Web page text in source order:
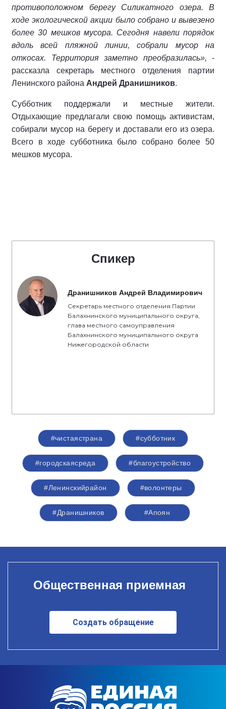
противоположном берегу Силикатного озера. В
ходе экологической акции было собрано и вывезено
более 30 мешков мусора. Сегодня навели порядок
вдоль всей пляжной линии, собрали мусор на
откосах. Территория заметно преобразилась», -
рассказла секретарь местного отделения партии
Ленинского района Андрей Дранишников.
Субботник поддержали и местные жители.
Отдыхающие предлагали свою помощь активистам,
собирали мусор на берегу и доставали его из озера.
Всего в ходе субботника было собрано более 50
мешков мусора.
Спикер
Дранишников Андрей Владимирович
Секретарь местного отделения Партии
Балахнинского муниципального округа,
глава местного самоуправления
Балахнинского муниципального округа
Нижегородской области
#чистаястрана #субботник
#городскаясреда #благоустройство
#Ленинскийрайон #волонтеры
#Дранишников #Апоян
Общественная приемная
Создать обращение